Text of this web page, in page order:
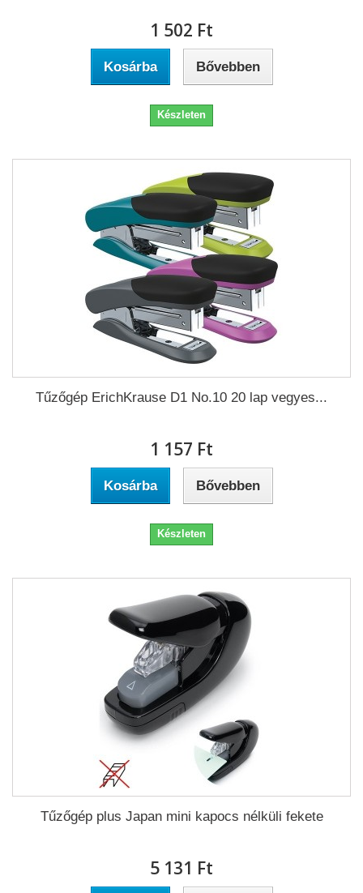
1 502 Ft‎
Kosárba Bővebben
Készleten
Tűzőgép ErichKrause D1 No.10 20 lap vegyes...
1 157 Ft‎
Kosárba Bővebben
Készleten
Tűzőgép plus Japan mini kapocs nélküli fekete
5 131 Ft‎